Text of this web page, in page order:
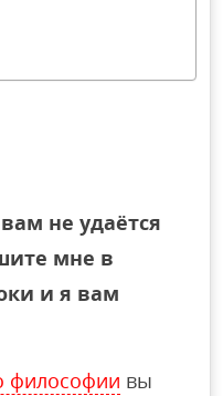
не удаётся
мне в
и я вам
философии вы